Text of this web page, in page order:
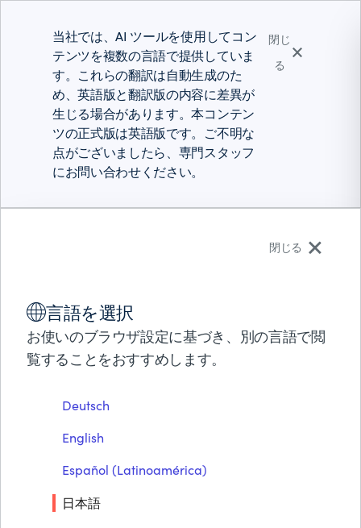
パートナー
当社では、AI ツールを使用してコン
テンツを複数の言語で提供していま
す。これらの翻訳は自動生成のた
め、英語版と翻訳版の内容に差異が
生じる場合があります。本コンテン
ツの正式版は英語版です。ご不明な
点がございましたら、専門スタッフ
にお問い合わせください。
閉じ
る
閉じる
言語を選択
お使いのブラウザ設定に基づき、別の言語で閲
覧することをおすすめします。
Deutsch
English
Español (Latinoamérica)
日本語
統合 CONTROL-M
Control-M + Databricks
あなたのデータパイプラインは、Databricksが
かが壊れると失敗する可能性があります。ファ
イルが遅れて到着します。依存関係がエラーで
終了します。Control-Mは、すべてのワークフロ
ーを調整します：前提条件の検証、Databricks